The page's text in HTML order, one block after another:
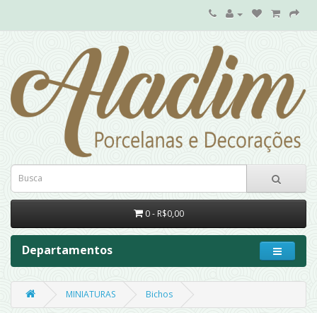
0 - R$0,00
Departamentos
MINIATURAS Bichos